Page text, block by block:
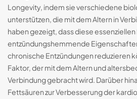
Longevity, indem sie verschiedene
unterstützen, die mit dem Altern in
haben gezeigt, dass diese
entzündungshemmende
chronische Entzündungen reduzieren
Faktor, der mit dem Altern und
Verbindung gebracht wird. Darüber
Fettsäuren zur Verbesserung der